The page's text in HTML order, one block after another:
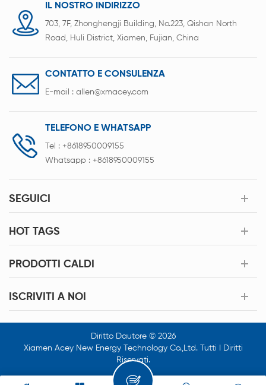
IL NOSTRO INDIRIZZO
703, 7F, Zhonghengji Building, No.223, Qishan North
Road, Huli District, Xiamen, Fujian, China
CONTATTO E CONSULENZA
E-mail : allen@xmacey.com
TELEFONO E WHATSAPP
Tel : +8618950009155
Whatsapp : +8618950009155
SEGUICI
HOT TAGS
PRODOTTI CALDI
ISCRIVITI A NOI
Diritto Dautore © 2026
Xiamen Acey New Energy Technology Co.,Ltd. Tutti I Diritti
Riservati.